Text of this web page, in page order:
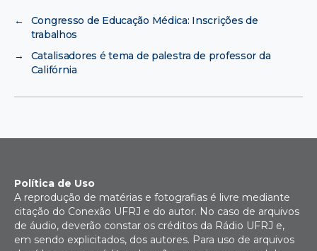
←
Congresso de Educação Médica: Inscrições de
trabalhos
→
Catalisadores é tema de palestra de professor da
Califórnia
Política de Uso
A reprodução de matérias e fotografias é livre mediante
citação do Conexão UFRJ e do autor. No caso de arquivos
de áudio, deverão constar os créditos da Rádio UFRJ e,
em sendo explicitados, dos autores. Para uso de arquivos